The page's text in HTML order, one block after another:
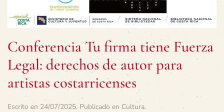
Conferencia Tu firma tiene Fuerza
Legal: derechos de autor para
artistas costarricenses
Escrito en 24/07/2025. Publicado en Cultura.